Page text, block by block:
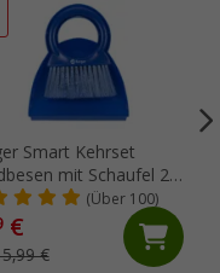
Smart Kehrset
mit Schaufel 2-
(Über 100)
€
€